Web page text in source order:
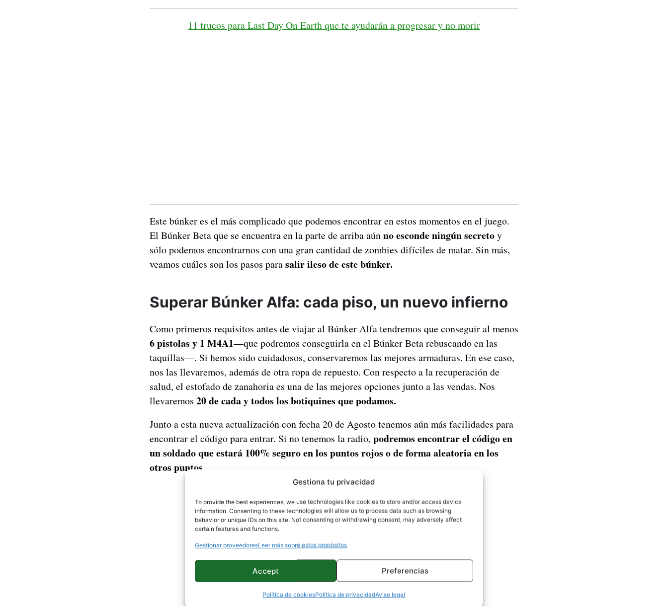
Gestiona tu privacidad
To provide the best experiences, we use technologies like cookies to store and/or access device
information. Consenting to these technologies will allow us to process data such as browsing
behavior or unique IDs on this site. Not consenting or withdrawing consent, may adversely affect
certain features and functions.
Gestionar proveedoresLeer más sobre estos propósitos
Accept Preferencias
Política de cookiesPolítica de privacidadAviso legal
11 trucos para Last Day On Earth que te ayudarán a progresar y no morir
Este búnker es el más complicado que podemos encontrar en estos momentos en el juego.
El Búnker Beta que se encuentra en la parte de arriba aúnno esconde ningún secretoy
sólo podemos encontrarnos con una gran cantidad de zombies difíciles de matar. Sin más,
veamos cuáles son los pasos parasalir ileso de este búnker.
Superar Búnker Alfa: cada piso, un nuevo infierno
Como primeros requisitos antes de viajar al Búnker Alfa tendremos que conseguir al menos
6 pistolas y 1 M4A1—que podremos conseguirla en el Búnker Beta rebuscando en las
taquillas—. Si hemos sido cuidadosos, conservaremos las mejores armaduras. En ese caso,
nos las llevaremos, además de otra ropa de repuesto. Con respecto a la recuperación de
salud, el estofado de zanahoria es una de las mejores opciones junto a las vendas. Nos
llevaremos 20 de cada y todos los botiquines que podamos.
Junto a esta nueva actualización con fecha 20 de Agosto tenemos aún más facilidades para
encontrar el código para entrar. Si no tenemos la radio, podremos encontrar el código en
un soldado que estará 100% seguro en los puntos rojos o de forma aleatoria en los
otros puntos